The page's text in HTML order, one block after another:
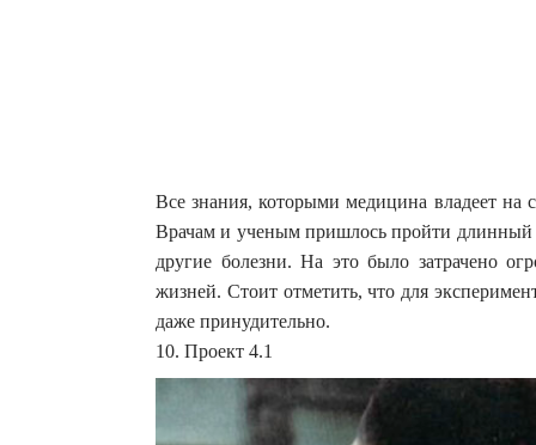
Все знания, которыми медицина владеет
Врачам и ученым пришлось пройти длинный
другие болезни. На это было затрачено
жизней. Стоит отметить, что для
даже принудительно.
10. Проект 4.1